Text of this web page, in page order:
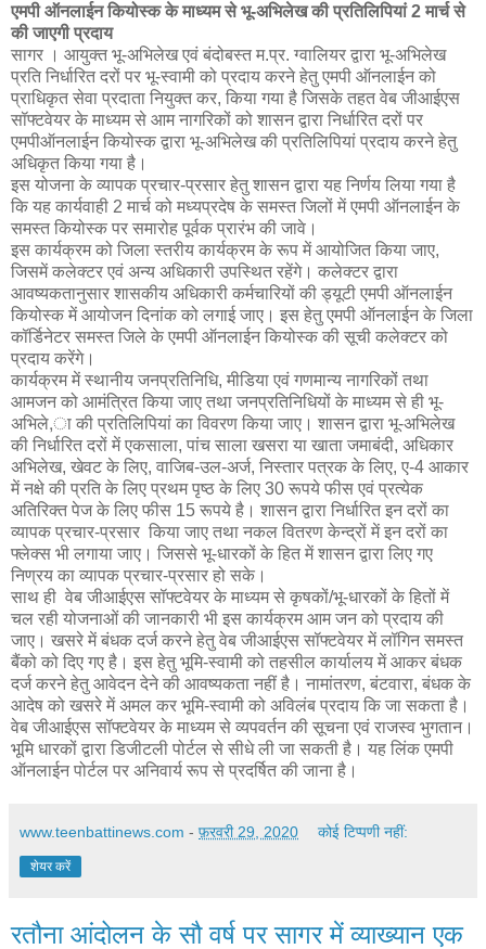
एमपी ऑनलाईन कियोस्क के माध्यम से भू-अभिलेख की प्रतिलिपियां 2 मार्च से
की जाएगी प्रदाय
सागर । आयुक्त भू-अभिलेख एवं बंदोबस्त म.प्र. ग्वालियर द्वारा भू-अभिलेख
प्रति निर्धारित दरों पर भू-स्वामी को प्रदाय करने हेतु एमपी ऑनलाईन को
प्राधिकृत सेवा प्रदाता नियुक्त कर, किया गया है जिसके तहत वेब जीआईएस
सॉफ्टवेयर के माध्यम से आम नागरिकों को शासन द्वारा निर्धारित दरों पर
एमपीऑनलाईन कियोस्क द्वारा भू-अभिलेख की प्रतिलिपियां प्रदाय करने हेतु
अधिकृत किया गया है।
इस योजना के व्यापक प्रचार-प्रसार हेतु शासन द्वारा यह निर्णय लिया गया है
कि यह कार्यवाही 2 मार्च को मध्यप्रदेष के समस्त जिलों में एमपी ऑनलाईन के
समस्त कियोस्क पर समारोह पूर्वक प्रारंभ की जावे।
इस कार्यक्रम को जिला स्तरीय कार्यक्रम के रूप में आयोजित किया जाए,
जिसमें कलेक्टर एवं अन्य अधिकारी उपस्थित रहेंगे। कलेक्टर द्वारा
आवष्यकतानुसार शासकीय अधिकारी कर्मचारियों की ड्यूटी एमपी ऑनलाईन
कियोस्क में आयोजन दिनांक को लगाई जाए। इस हेतु एमपी ऑनलाईन के जिला
कॉर्डिनेटर समस्त जिले के एमपी ऑनलाईन कियोस्क की सूची कलेक्टर को
प्रदाय करेंगे।
कार्यक्रम में स्थानीय जनप्रतिनिधि, मीडिया एवं गणमान्य नागरिकों तथा
आमजन को आमंत्रित किया जाए तथा जनप्रतिनिधियों के माध्यम से ही भू-
अभिले,ा की प्रतिलिपियां का विवरण किया जाए। शासन द्वारा भू-अभिलेख
की निर्धारित दरों में एकसाला, पांच साला खसरा या खाता जमाबंदी, अधिकार
अभिलेख, खेवट के लिए, वाजिब-उल-अर्ज, निस्तार पत्रक के लिए, ए-4 आकार
में नक्षे की प्रति के लिए प्रथम पृष्ठ के लिए 30 रूपये फीस एवं प्रत्येक
अतिरिक्त पेज के लिए फीस 15 रूपये है। शासन द्वारा निर्धारित इन दरों का
व्यापक प्रचार-प्रसार किया जाए तथा नकल वितरण केन्द्रों में इन दरों का
फ्लेक्स भी लगाया जाए। जिससे भू-धारकों के हित में शासन द्वारा लिए गए
निण्रय का व्यापक प्रचार-प्रसार हो सके।
साथ ही वेब जीआईएस सॉफ्टवेयर के माध्यम से कृषकों/भू-धारकों के हितों में
चल रही योजनाओं की जानकारी भी इस कार्यक्रम आम जन को प्रदाय की
जाए। खसरे में बंधक दर्ज करने हेतु वेब जीआईएस सॉफ्टवेयर में लॉगिन समस्त
बैंको को दिए गए है। इस हेतु भूमि-स्वामी को तहसील कार्यालय में आकर बंधक
दर्ज करने हेतु आवेदन देने की आवष्यकता नहीं है। नामांतरण, बंटवारा, बंधक के
आदेष को खसरे में अमल कर भूमि-स्वामी को अविलंब प्रदाय कि जा सकता है।
वेब जीआईएस सॉफ्टवेयर के माध्यम से व्यपवर्तन की सूचना एवं राजस्व भुगतान।
भूमि धारकों द्वारा डिजीटली पोर्टल से सीधे ली जा सकती है। यह लिंक एमपी
ऑनलाईन पोर्टल पर अनिवार्य रूप से प्रदर्षित की जाना है।
www.teenbattinews.com - फ़रवरी 29, 2020 कोई टिप्पणी नहीं:
शेयर करें
रतौना आंदोलन के सौ वर्ष पर सागर में व्याख्यान एक